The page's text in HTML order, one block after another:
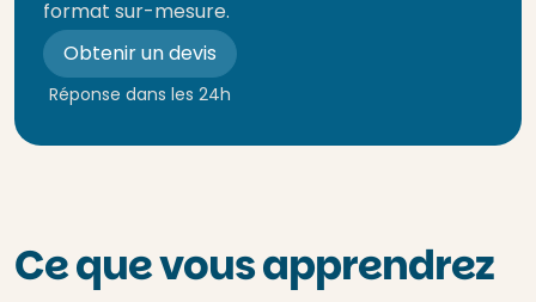
format sur-mesure.
Obtenir un devis
Réponse dans les 24h
Ce que vous apprendrez